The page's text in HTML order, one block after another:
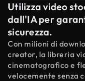
Utilizza video
dall'IA per
sicurezza.
Con milioni di
creator, la libreria
cinematografico e
velocemente senza